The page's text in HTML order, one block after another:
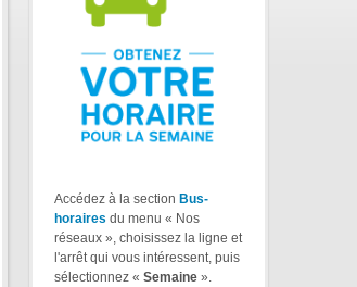
Accédez à la section Bus-
horaires du menu « Nos
réseaux », choisissez la ligne et
l'arrêt qui vous intéressent, puis
sélectionnez « Semaine ».